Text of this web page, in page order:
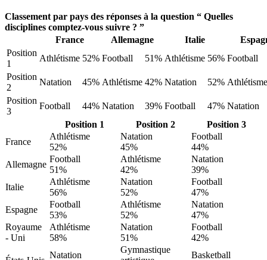
Classement par pays des réponses à la question “ Quelles
disciplines comptez-vous suivre ? ”
France
Allemagne Italie
Position
1
Athlétisme 52% Football 51% Athlétisme 56% Football
Position
2
Natation 45% Athlétisme 42% Natation 52% Athlétisme
Position
3
Football 44% Natation 39% Football 47% Natation
Position 1
Position 2
Position 3
France
Athlétisme
52%
Natation
45%
Football
44%
Allemagne
Football
51%
Athlétisme
42%
Natation
39%
Italie
Athlétisme
56%
Natation
52%
Football
47%
Espagne
Football
53%
Athlétisme
52%
Natation
47%
Royaume
- Uni
Athlétisme
58%
Natation
51%
Football
42%
Natation
Gymnastique
Basketball